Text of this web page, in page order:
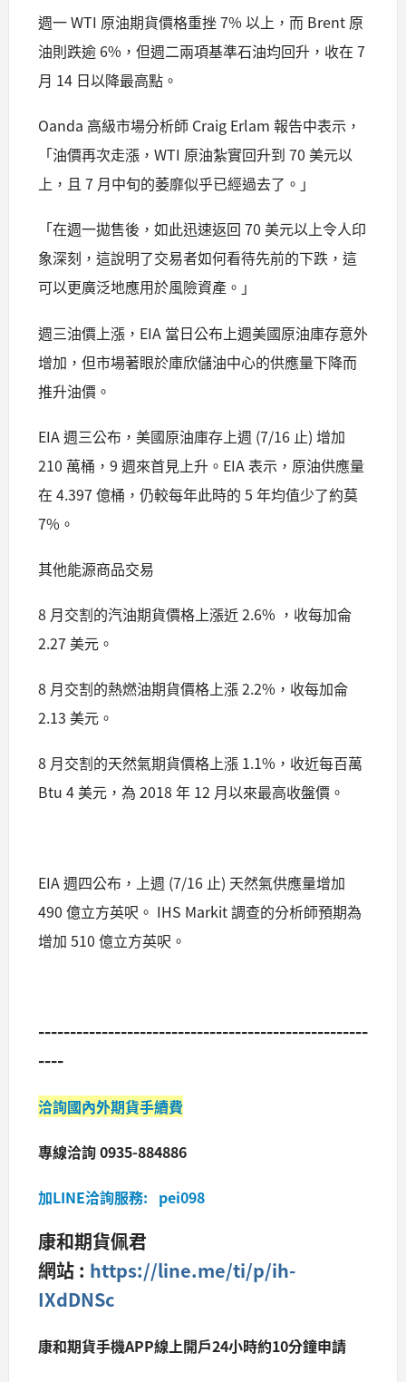
週一 WTI 原油期貨價格重挫 7% 以上，而 Brent 原
油則跌逾 6%，但週二兩項基準石油均回升，收在 7
月 14 日以降最高點。
Oanda 高級市場分析師 Craig Erlam 報告中表示，
「油價再次走漲，WTI 原油紮實回升到 70 美元以
上，且 7 月中旬的萎靡似乎已經過去了。」
「在週一拋售後，如此迅速返回 70 美元以上令人印
象深刻，這說明了交易者如何看待先前的下跌，這
可以更廣泛地應用於風險資產。」
週三油價上漲，EIA 當日公布上週美國原油庫存意外
增加，但市場著眼於庫欣儲油中心的供應量下降而
推升油價。
EIA 週三公布，美國原油庫存上週 (7/16 止) 增加
210 萬桶，9 週來首見上升。EIA 表示，原油供應量
在 4.397 億桶，仍較每年此時的 5 年均值少了約莫
7%。
其他能源商品交易
8 月交割的汽油期貨價格上漲近 2.6% ，收每加侖
2.27 美元。
8 月交割的熱燃油期貨價格上漲 2.2%，收每加侖
2.13 美元。
8 月交割的天然氣期貨價格上漲 1.1%，收近每百萬
Btu 4 美元，為 2018 年 12 月以來最高收盤價。
EIA 週四公布，上週 (7/16 止) 天然氣供應量增加
490 億立方英呎。 IHS Markit 調查的分析師預期為
增加 510 億立方英呎。
----------------------------------------------------
----
洽詢國內外期貨手續費
專線洽詢 0935-884886
加LINE洽詢服務: pei098
康和期貨佩君
網站 : https://line.me/ti/p/ih-
IXdDNSc
康和期貨手機APP線上開戶24小時約10分鐘申請